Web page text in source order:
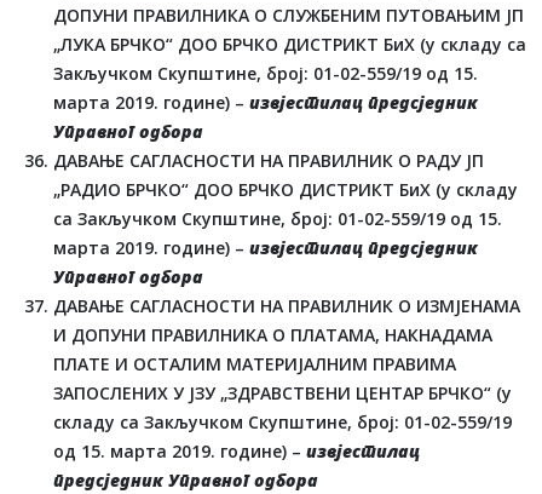
ДОПУНИ ПРАВИЛНИКА О СЛУЖБЕНИМ ПУТОВАЊИМ ЈП
„ЛУКА БРЧКО“ ДОО БРЧКО ДИСТРИКТ БиХ (у складу са
Закључком Скупштине, број: 01-02-559/19 од 15.
марта 2019. године) – извјестилац предсједник
Управног одбора
ДАВАЊЕ САГЛАСНОСТИ НА ПРАВИЛНИК О РАДУ ЈП
„РАДИО БРЧКО“ ДОО БРЧКО ДИСТРИКТ БиХ (у складу
са Закључком Скупштине, број: 01-02-559/19 од 15.
марта 2019. године) – извјестилац предсједник
Управног одбора
ДАВАЊЕ САГЛАСНОСТИ НА ПРАВИЛНИК О ИЗМЈЕНАМА
И ДОПУНИ ПРАВИЛНИКА О ПЛАТАМА, НАКНАДАМА
ПЛАТЕ И ОСТАЛИМ МАТЕРИЈАЛНИМ ПРАВИМА
ЗАПОСЛЕНИХ У ЈЗУ „ЗДРАВСТВЕНИ ЦЕНТАР БРЧКО“ (у
складу са Закључком Скупштине, број: 01-02-559/19
од 15. марта 2019. године) – извјестилац
предсједник Управног одбора